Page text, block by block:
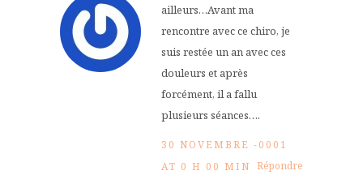
ailleurs…Avant ma
rencontre avec ce chiro, je
suis restée un an avec ces
douleurs et après
forcément, il a fallu
plusieurs séances….
30 NOVEMBRE -0001
AT 0 H 00 MIN Répondre